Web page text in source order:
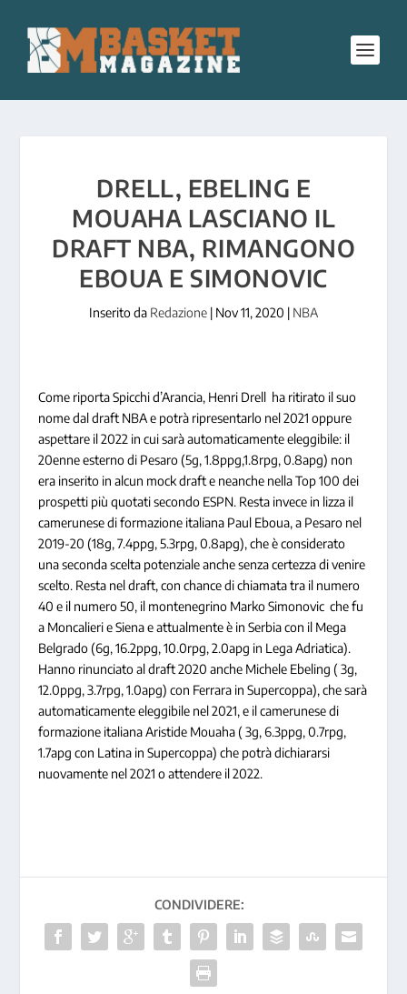
DRELL, EBELING E
MOUAHA LASCIANO IL
DRAFT NBA, RIMANGONO
EBOUA E SIMONOVIC
Inserito da Redazione | Nov 11, 2020 | NBA
Come riporta Spicchi d’Arancia, Henri Drell ha ritirato il suo
nome dal draft NBA e potrà ripresentarlo nel 2021 oppure
aspettare il 2022 in cui sarà automaticamente eleggibile: il
20enne esterno di Pesaro (5g, 1.8ppg,1.8rpg, 0.8apg) non
era inserito in alcun mock draft e neanche nella Top 100 dei
prospetti più quotati secondo ESPN. Resta invece in lizza il
camerunese di formazione italiana Paul Eboua, a Pesaro nel
2019-20 (18g, 7.4ppg, 5.3rpg, 0.8apg), che è considerato
una seconda scelta potenziale anche senza certezza di venire
scelto. Resta nel draft, con chance di chiamata tra il numero
40 e il numero 50, il montenegrino Marko Simonovic che fu
a Moncalieri e Siena e attualmente è in Serbia con il Mega
Belgrado (6g, 16.2ppg, 10.0rpg, 2.0apg in Lega Adriatica).
Hanno rinunciato al draft 2020 anche Michele Ebeling ( 3g,
12.0ppg, 3.7rpg, 1.0apg) con Ferrara in Supercoppa), che sarà
automaticamente eleggibile nel 2021, e il camerunese di
formazione italiana Aristide Mouaha ( 3g, 6.3ppg, 0.7rpg,
1.7apg con Latina in Supercoppa) che potrà dichiararsi
nuovamente nel 2021 o attendere il 2022.
CONDIVIDERE: